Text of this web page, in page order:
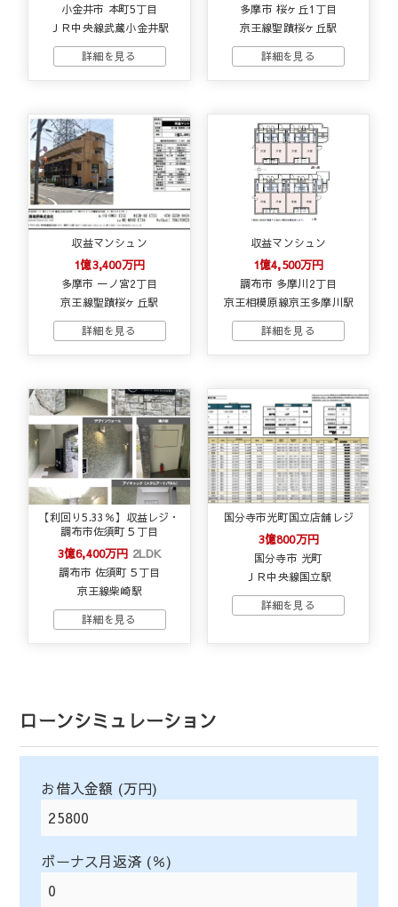
小金井市 本町5丁目
ＪＲ中央線武蔵小金井駅
多摩市 桜ヶ丘1丁目
京王線聖蹟桜ヶ丘駅
収益マンシュン
1億3,400万円
多摩市 一ノ宮2丁目
京王線聖蹟桜ヶ丘駅
収益マンシュン
1億4,500万円
調布市 多摩川2丁目
京王相模原線京王多摩川駅
【利回り5.33％】収益レジ・
調布市佐須町５丁目
3億6,400万円 2LDK
調布市 佐須町５丁目
京王線柴崎駅
国分寺市光町国立店舗レジ
3億800万円
国分寺市 光町
ＪＲ中央線国立駅
ローンシミュレーション
お借入金額 (万円)
ボーナス月返済 (％)